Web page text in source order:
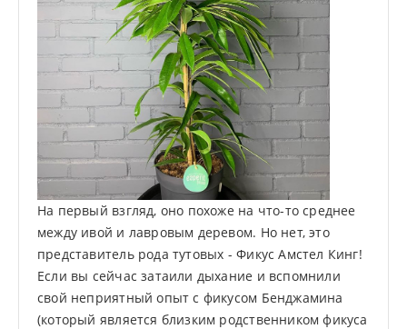
На первый взгляд, оно похоже на что-то среднее
между ивой и лавровым деревом. Но нет, это
представитель рода тутовых - Фикус Амстел Кинг!
Если вы сейчас затаили дыхание и вспомнили
свой неприятный опыт с фикусом Бенджамина
(который является близким родственником фикуса